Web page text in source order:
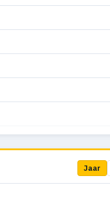
Jaar